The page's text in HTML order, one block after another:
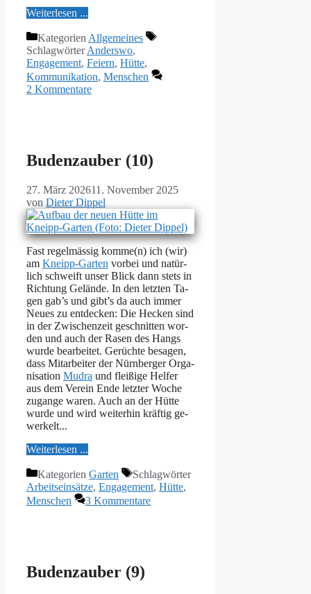
Wei­ter­le­sen ...
Kategorien Allgemeines
SchlagwörterAnderswo,
Engagement, Feiern, Hütte,
Kommunikation, Menschen
2 Kommentare
Budenzauber (10)
27. März 202611. November 2025
von Dieter Dippel
Fast re­gel­mäs­sig komme(n) ich (wir)
am Kneipp-Gar­ten vor­bei und na­tür­
lich schweift un­ser Blick dann stets in
Rich­tung Ge­län­de. In den letz­ten Ta­
gen gab’s und gibt’s da auch im­mer
Neu­es zu ent­de­cken: Die He­cken sind
in der Zwi­schen­zeit ge­schnit­ten wor­
den und auch der Ra­sen des Hangs
wur­de be­ar­bei­tet. Ge­rüch­te be­sa­gen,
dass Mit­ar­bei­ter der Nürn­ber­ger Or­ga­
ni­sa­ti­on Mu­dra und flei­ßi­ge Hel­fer
aus dem Ver­ein En­de letz­ter Wo­che
zu­gan­ge wa­ren. Auch an der Hüt­te
wur­de und wird wei­ter­hin kräf­tig ge­
wer­kelt...
Wei­ter­le­sen ...
Kategorien Garten
Schlagwörter
Arbeitseinsätze, Engagement, Hütte,
Menschen
3 Kommentare
Budenzauber (9)